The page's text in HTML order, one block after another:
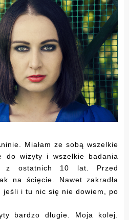
Miałam ze sobą wszelkie
do wizyty i wszelkie badania
z ostatnich 10 lat. Przed
na ścięcie. Nawet zakradła
jeśli i tu nic się nie dowiem, po
bardzo długie. Moja kolej.